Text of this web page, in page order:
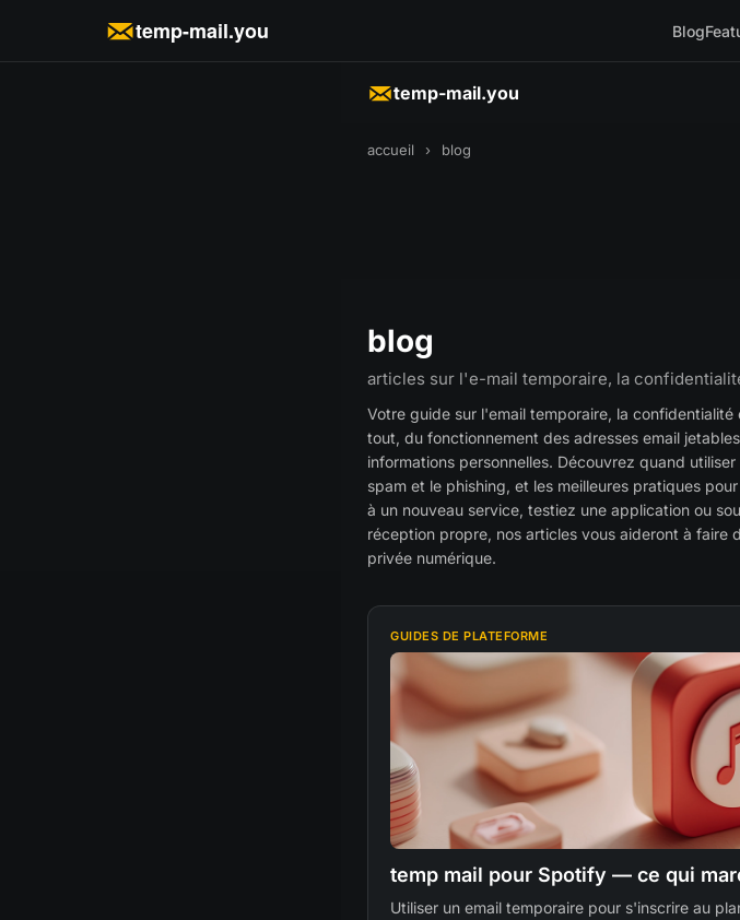
temp-mail.you Blog
temp-mail.you
accueil › blog
blog
articles sur l'e-mail temporaire, la
Votre guide sur l'email temporaire, la
tout, du fonctionnement des adresses email
informations personnelles. Découvrez quand
spam et le phishing, et les meilleures pratiques
à un nouveau service, testiez une application ou
réception propre, nos articles vous aideront à faire
privée numérique.
GUIDES DE PLATEFORME
temp mail pour Spotify — ce qui
Utiliser un email temporaire pour s'inscrire au